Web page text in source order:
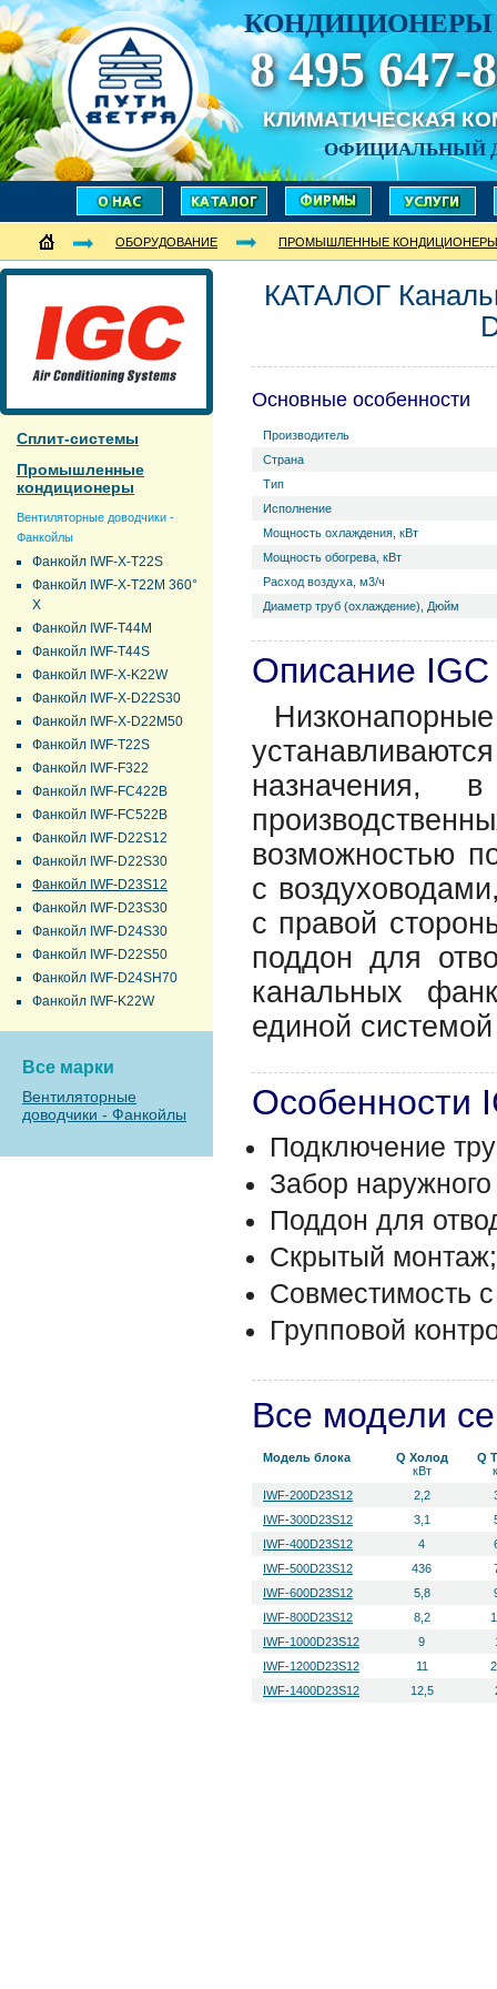
КОНДИЦИОНЕРЫ
8 495 647-
КЛИМАТИЧЕСКАЯ
ОФИЦИАЛЬНЫЙ
ОБОРУДОВАНИЕ ПРОМЫШЛЕННЫЕ КОНДИЦИОНЕРЫ
Сплит-системы
Промышленные
кондиционеры
Вентиляторные доводчики -
Фанкойлы
Фанкойл IWF-X-T22S
Фанкойл IWF-X-T22M 360°
Х
Фанкойл IWF-T44M
Фанкойл IWF-T44S
Фанкойл IWF-X-K22W
Фанкойл IWF-X-D22S30
Фанкойл IWF-X-D22M50
Фанкойл IWF-T22S
Фанкойл IWF-F322
Фанкойл IWF-FC422B
Фанкойл IWF-FC522B
Фанкойл IWF-D22S12
Фанкойл IWF-D22S30
Фанкойл IWF-D23S12
Фанкойл IWF-D23S30
Фанкойл IWF-D24S30
Фанкойл IWF-D22S50
Фанкойл IWF-D24SH70
Фанкойл IWF-K22W
Все марки
Вентиляторные
доводчики - Фанкойлы
КАТАЛОГ
Основные особенности
Производитель
Страна
Тип
Исполнение
Мощность охлаждения, кВт
Мощность обогрева, кВт
Расход воздуха, м3/ч
Диаметр труб (охлаждение), Дюйм
Описание
назначения,
возможностью
с
с правой
поддон для
канальных
единой
Особенности
Подключение
Забор наружного
Поддон для
Скрытый монтаж;
Совместимость
Групповой
Все модели
Модель блока
Q Холод
кВт
Q
IWF-200D23S12
2,2
IWF-300D23S12
3,1
IWF-400D23S12
4
IWF-500D23S12
436
IWF-600D23S12
5,8
IWF-800D23S12
8,2
IWF-1000D23S12
9
IWF-1200D23S12
11
IWF-1400D23S12
12,5